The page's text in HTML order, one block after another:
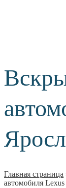
Главная страница
автомобиля Lexus